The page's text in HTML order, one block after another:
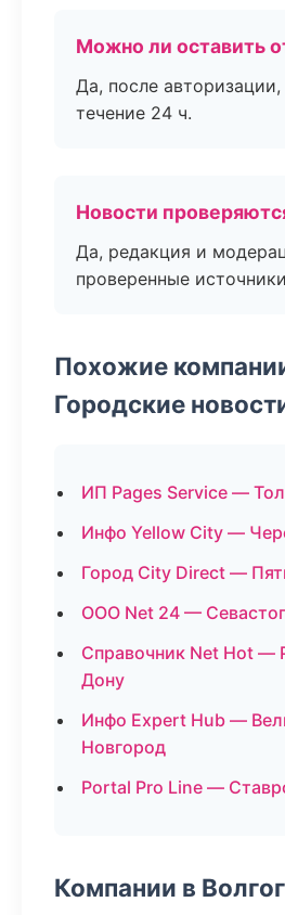
Можно ли оставить
Да, после
течение 24 ч.
Новости
Да, редакция и
проверенные
Похожие
Городские
ИП Pages Service —
Инфо Yellow City —
Город City Direct —
ООО Net 24 —
Справочник Net Hot —
Дону
Инфо Expert Hub —
Новгород
Portal Pro Line —
Компании в